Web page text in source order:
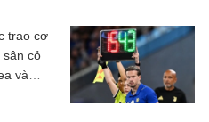
trao cơ
sân cỏ
và